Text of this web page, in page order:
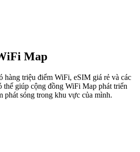
Map
hàng triệu điểm WiFi, eSIM giá rẻ và các
thể giúp cộng đồng WiFi Map phát triển
phát sóng trong khu vực của mình.